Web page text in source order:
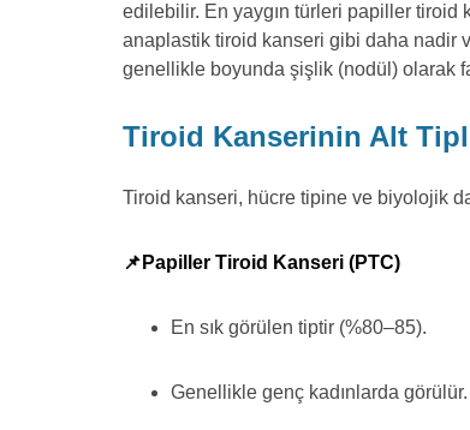
edilebilir. En yaygın türleri papiller
anaplastik tiroid kanseri gibi daha nadir
genellikle boyunda şişlik (nodül) olarak
Tiroid Kanserinin Alt
Tiroid kanseri, hücre tipine ve biyolojik
📌Papiller Tiroid Kanseri (PTC)
En sık görülen tiptir (%80–85).
Genellikle genç kadınlarda görülür.